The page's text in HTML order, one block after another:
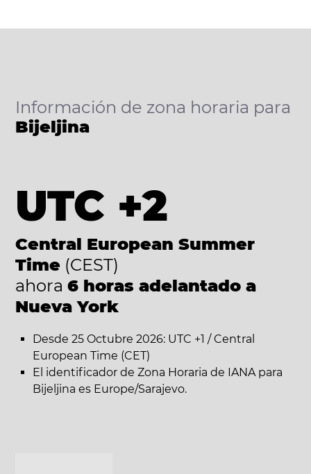
Información de zona horaria para
Bijeljina
UTC +2
Central European Summer
Time (CEST)
ahora 6 horas adelantado a
Nueva York
Desde 25 Octubre 2026: UTC +1 / Central
European Time (CET)
El identificador de Zona Horaria de IANA para
Bijeljina es Europe/Sarajevo.